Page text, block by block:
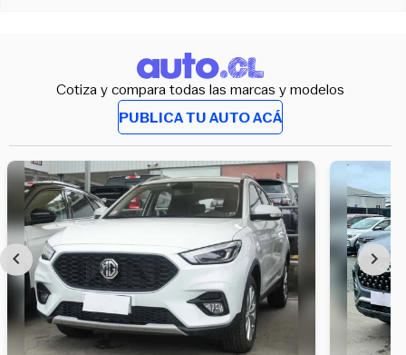
Cotiza y compara todas las marcas y modelos
PUBLICA TU AUTO ACÁ